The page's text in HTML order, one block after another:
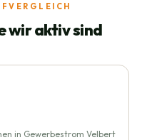
wir aktiv sind
in Gewerbestrom Velbert